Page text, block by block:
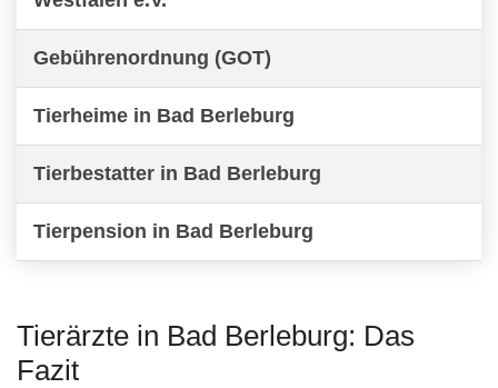
Gebührenordnung (GOT)
Tierheime in Bad Berleburg
Tierbestatter in Bad Berleburg
Tierpension in Bad Berleburg
Tierärzte in Bad Berleburg: Das
Fazit